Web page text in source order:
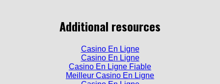
Additional resources
Casino En Ligne
Casino En Ligne
Casino En Ligne Fiable
Meilleur Casino En Ligne